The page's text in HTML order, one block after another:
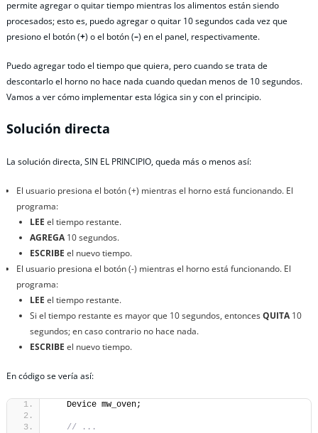
permite agregar o quitar tiempo mientras los alimentos están siendo
procesados; esto es, puedo agregar o quitar 10 segundos cada vez que
presiono el botón (+) o el botón (–) en el panel, respectivamente.
Puedo agregar todo el tiempo que quiera, pero cuando se trata de
descontarlo el horno no hace nada cuando quedan menos de 10 segundos.
Vamos a ver cómo implementar esta lógica sin y con el principio.
Solución directa
La solución directa, SIN EL PRINCIPIO, queda más o menos así:
El usuario presiona el botón (+) mientras el horno está funcionando. El
programa:
LEE el tiempo restante.
AGREGA10 segundos.
ESCRIBE el nuevo tiempo.
El usuario presiona el botón (-) mientras el horno está funcionando. El
programa:
LEE el tiempo restante.
Si el tiempo restante es mayor que 10 segundos, entoncesQUITA10
segundos; en caso contrario no hace nada.
ESCRIBE el nuevo tiempo.
En código se vería así:
   Device mw_oven;
// ...